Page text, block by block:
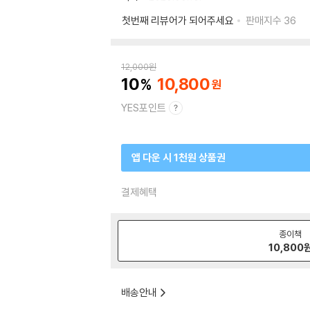
첫번째 리뷰어가 되어주세요
판매지수 36
12,000원
10 10,800
YES포인트
앱 다운 시 1천원 상품권
결제혜택
종이책
10,800
배송안내